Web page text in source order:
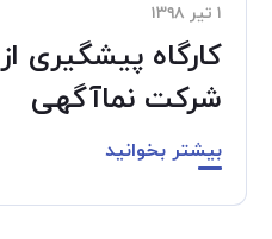
۱ تیر ۱۳۹۸
کارگاه پیشگیری
شرکت نماآگهی
بیشتر بخوانید